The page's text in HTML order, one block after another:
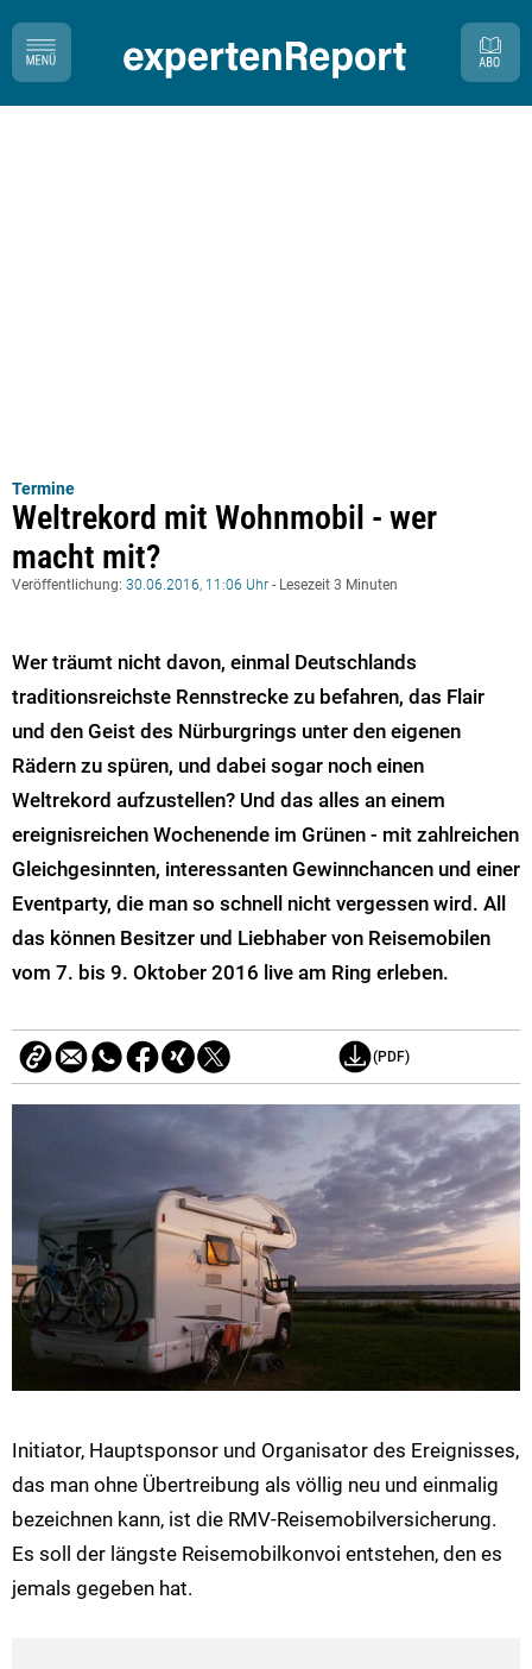
Termine
Weltrekord mit Wohnmobil - wer
macht mit?
Veröffentlichung: 30.06.2016, 11:06 Uhr - Lesezeit 3 Minuten
Wer träumt nicht davon, einmal Deutschlands
traditionsreichste Rennstrecke zu befahren, das Flair
und den Geist des Nürburgrings unter den eigenen
Rädern zu spüren, und dabei sogar noch einen
Weltrekord aufzustellen? Und das alles an einem
ereignisreichen Wochenende im Grünen - mit zahlreichen
Gleichgesinnten, interessanten Gewinnchancen und einer
Eventparty, die man so schnell nicht vergessen wird. All
das können Besitzer und Liebhaber von Reisemobilen
vom 7. bis 9. Oktober 2016 live am Ring erleben.
(PDF)
Initiator, Hauptsponsor und Organisator des Ereignisses,
das man ohne Übertreibung als völlig neu und einmalig
bezeichnen kann, ist die RMV-Reisemobilversicherung.
Es soll der längste Reisemobilkonvoi entstehen, den es
jemals gegeben hat.